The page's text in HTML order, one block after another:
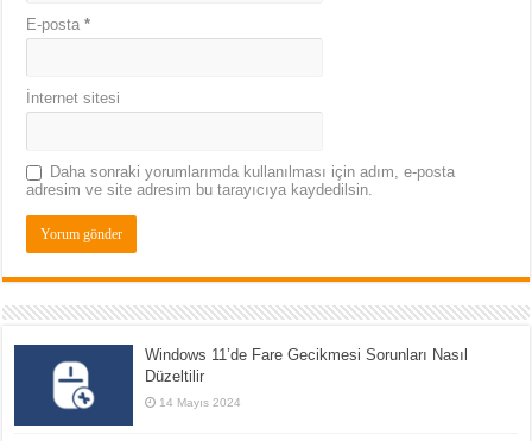
E-posta*
İnternet sitesi
Daha sonraki yorumlarımda kullanılması için adım, e-posta
adresim ve site adresim bu tarayıcıya kaydedilsin.
Windows 11’de Fare Gecikmesi Sorunları Nasıl
Düzeltilir
14 Mayıs 2024